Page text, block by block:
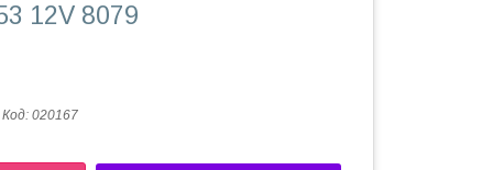
12V 8079
Код: 020167